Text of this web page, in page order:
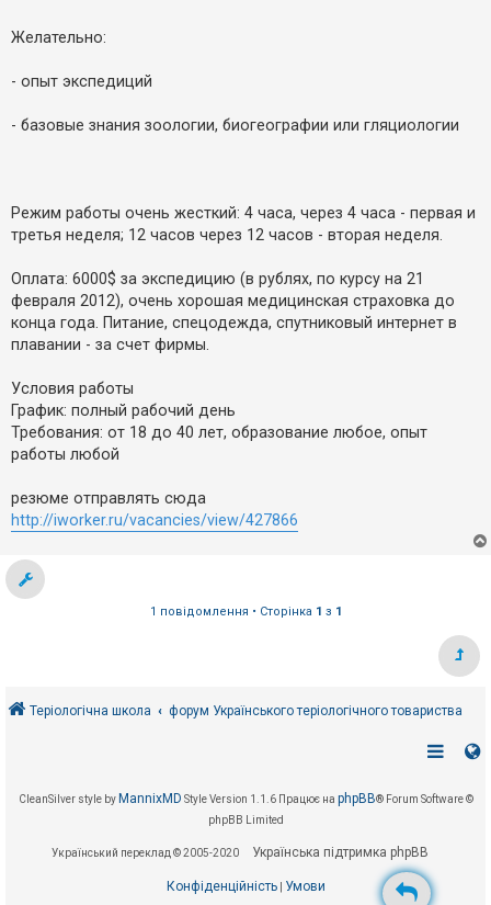
о
г
Желательно:
- опыт экспедиций
- базовые знания зоологии, биогеографии или гляциологии
Режим работы очень жесткий: 4 часа, через 4 часа - первая и
третья неделя; 12 часов через 12 часов - вторая неделя.
Оплата: 6000$ за экспедицию (в рублях, по курсу на 21
февраля 2012), очень хорошая медицинская страховка до
конца года. Питание, спецодежда, спутниковый интернет в
плавании - за счет фирмы.
Условия работы
График: полный рабочий день
Требования: от 18 до 40 лет, образование любое, опыт
работы любой
резюме отправлять сюда
http://iworker.ru/vacancies/view/427866
1 повідомлення • Сторінка 1 з 1
Теріологічна школа форум Українського теріологічного товариства
CleanSilver style byMannixMD Style Version 1.1.6 Працює на phpBB® Forum Software ©
phpBB Limited
Український переклад © 2005-2020 Українська підтримка phpBB
Конфіденційність| Умови